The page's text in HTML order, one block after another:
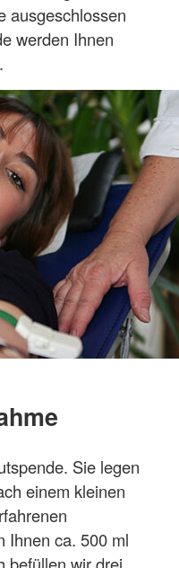
ausgeschlossen
werden Ihnen
Sie legen
einem kleinen
Ihnen ca. 500 ml